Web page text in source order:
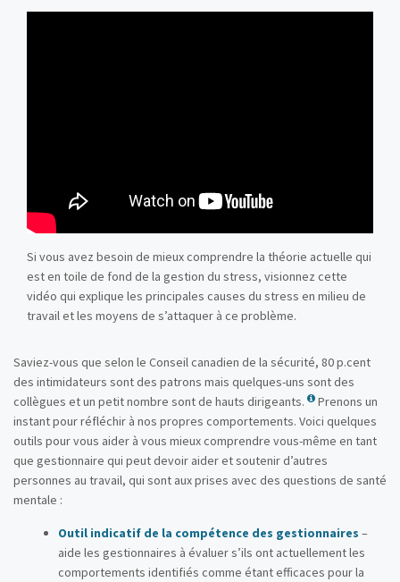
Si vous avez besoin de mieux comprendre la théorie actuelle qui
est en toile de fond de la gestion du stress, visionnez cette
vidéo qui explique les principales causes du stress en milieu de
travail et les moyens de s’attaquer à ce problème.
Saviez-vous que selon le Conseil canadien de la sécurité, 80 p.cent
des intimidateurs sont des patrons mais quelques-uns sont des
collègues et un petit nombre sont de hauts dirigeants.
Prenons un
instant pour réfléchir à nos propres comportements. Voici quelques
outils pour vous aider à vous mieux comprendre vous-même en tant
que gestionnaire qui peut devoir aider et soutenir d’autres
personnes au travail, qui sont aux prises avec des questions de santé
mentale :
Outil indicatif de la compétence des gestionnaires –
aide les gestionnaires à évaluer s’ils ont actuellement les
comportements identifiés comme étant efficaces pour la